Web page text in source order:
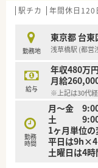
法人部門）認定
■充実した研修
があるのも特徴
駅チカ 年間休日120
勤務地
東京都 台東
浅草橋駅 (都営
給与
年収480万
月給
※上記は30代経
勤務
時間
月～金 9:00
土 9:00～
1ヶ月単位
平日は9h×4
土曜日は4時